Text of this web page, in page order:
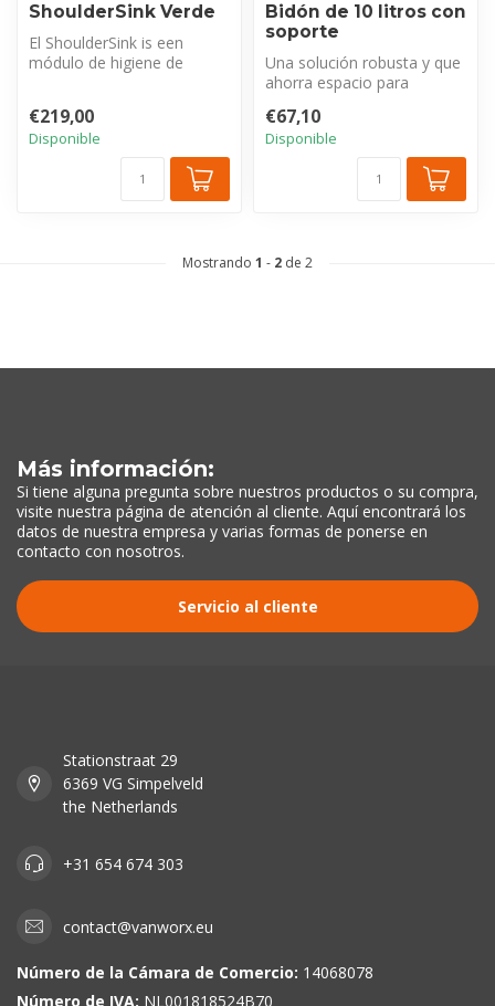
ShoulderSink Verde
El ShoulderSink is een
módulo de higiene de
€219,00
Disponible
Bidón de 10 litros con
soporte
Una solución robusta y que
ahorra espacio para
segura líqui...
€67,10
Disponible
Mostrando 1 - 2 de 2
Más información:
Si tiene alguna pregunta sobre nuestros productos o su compra,
visite nuestra página de atención al cliente. Aquí encontrará los
datos de nuestra empresa y varias formas de ponerse en
contacto con nosotros.
Servicio al cliente
Stationstraat 29
6369 VG Simpelveld
the Netherlands
+31 654 674 303
contact@vanworx.eu
Número de la Cámara de Comercio: 14068078
Número de IVA: NL001818524B70